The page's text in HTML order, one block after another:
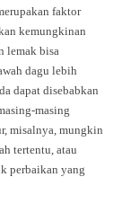
faktor
kemungkinan
lemak bisa
dagu lebih
dapat disebabkan
masing
misalnya, mungkin
tertentu, atau
perbaikan yang